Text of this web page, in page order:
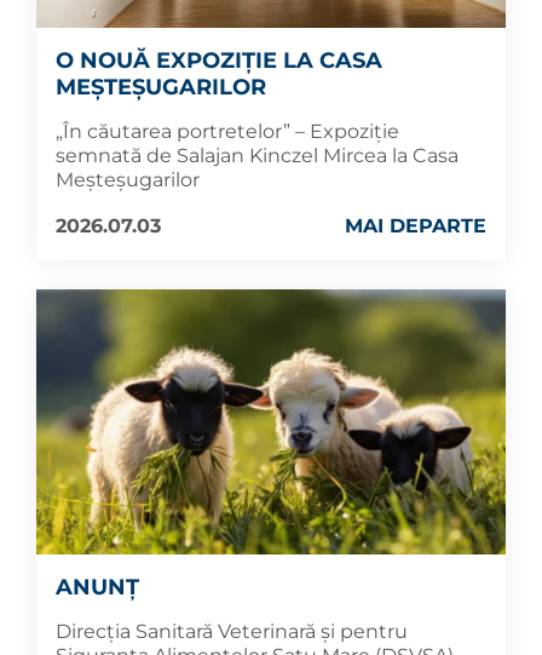
O NOUĂ EXPOZIȚIE LA CASA
MEȘTEȘUGARILOR
„În căutarea portretelor” – Expoziție
semnată de Salajan Kinczel Mircea la Casa
Meșteșugarilor
2026.07.03
MAI DEPARTE
ANUNȚ
Direcția Sanitară Veterinară și pentru